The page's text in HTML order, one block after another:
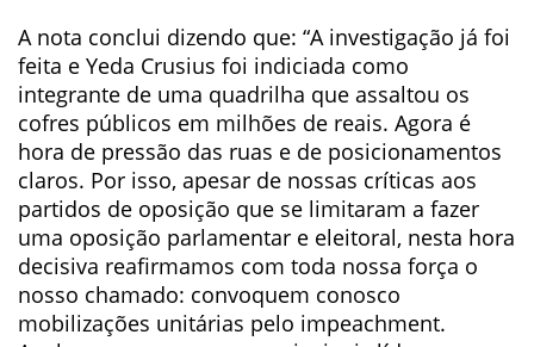
A nota conclui dizendo que: “A investigação já foi
feita e Yeda Crusius foi indiciada como
integrante de uma quadrilha que assaltou os
cofres públicos em milhões de reais. Agora é
hora de pressão das ruas e de posicionamentos
claros. Por isso, apesar de nossas críticas aos
partidos de oposição que se limitaram a fazer
uma oposição parlamentar e eleitoral, nesta hora
decisiva reafirmamos com toda nossa força o
nosso chamado: convoquem conosco
mobilizações unitárias pelo impeachment.